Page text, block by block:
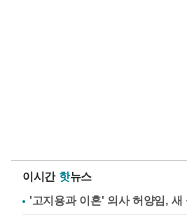
이시간 핫뉴스
'고지용과 이혼' 의사 허양임, 새